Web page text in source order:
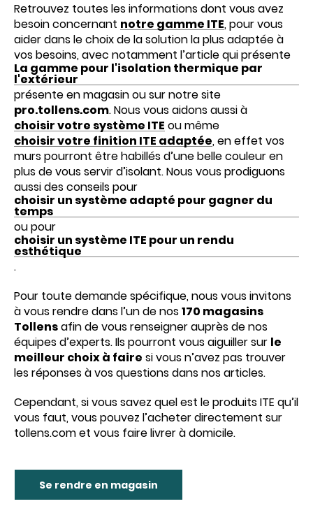
Retrouvez toutes les informations dont vous avez
besoin concernant notre gamme ITE, pour vous
aider dans le choix de la solution la plus adaptée à
vos besoins, avec notamment l’article qui présente
La gamme pour l'isolation thermique par
l'extérieur
présente en magasin ou sur notre site
pro.tollens.com. Nous vous aidons aussi à
choisir votre système ITE ou même
choisir votre finition ITE adaptée, en effet vos
murs pourront être habillés d’une belle couleur en
plus de vous servir d’isolant. Nous vous prodiguons
aussi des conseils pour
choisir un système adapté pour gagner du
temps
ou pour
choisir un système ITE pour un rendu
esthétique
.
Pour toute demande spécifique, nous vous invitons
à vous rendre dans l’un de nos170 magasins
Tollensafin de vous renseigner auprès de nos
équipes d’experts. Ils pourront vous aiguiller sur le
meilleur choix à faire si vous n’avez pas trouver
les réponses à vos questions dans nos articles.
Cependant, si vous savez quel est le produits ITE qu’il
vous faut, vous pouvez l’acheter directement sur
tollens.com et vous faire livrer à domicile.
Se rendre en magasin